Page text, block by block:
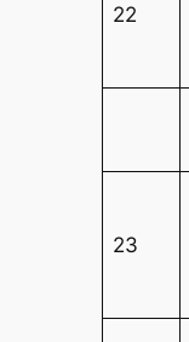
22
23